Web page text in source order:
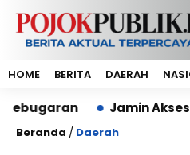
HOME BERITA DAERAH
Jamin Akses
Beranda / Daerah